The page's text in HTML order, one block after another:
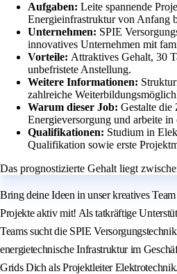
Aufgaben: Leite spannende
Energieinfrastruktur von Anfang
Unternehmen: SPIE
innovatives Unternehmen mit
Vorteile: Attraktives Gehalt, 30
unbefristete Anstellung.
Weitere Informationen:
zahlreiche
Warum dieser Job: Gestalte die
Energieversorgung und arbeite in
Qualifikationen: Studium in
Qualifikation sowie erste
Das prognostizierte Gehalt liegt
Bring deine Ideen in unser kreatives
Projekte aktiv mit! Als tatkräftige
Teams sucht die SPIE
energietechnische Infrastruktur im
Grids Dich als Projektleiter Elektrotechnik.